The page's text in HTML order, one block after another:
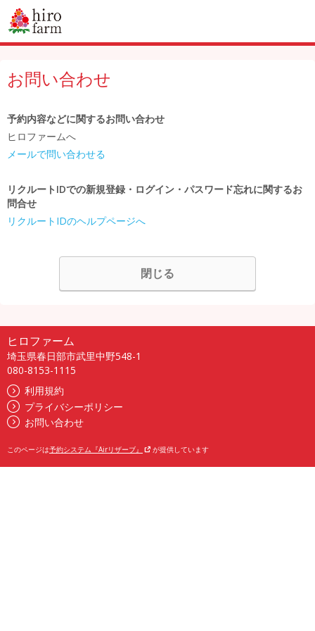
お問い合わせ
予約内容などに関するお問い合わせ
ヒロファームへ
メールで問い合わせる
リクルートIDでの新規登録・ログイン・パスワード忘れに関するお
問合せ
リクルートIDのヘルプページへ
閉じる
ヒロファーム
埼玉県春日部市武里中野548-1
080-8153-1115
利用規約
プライバシーポリシー
お問い合わせ
このページは予約システム『Airリザーブ』 が提供しています